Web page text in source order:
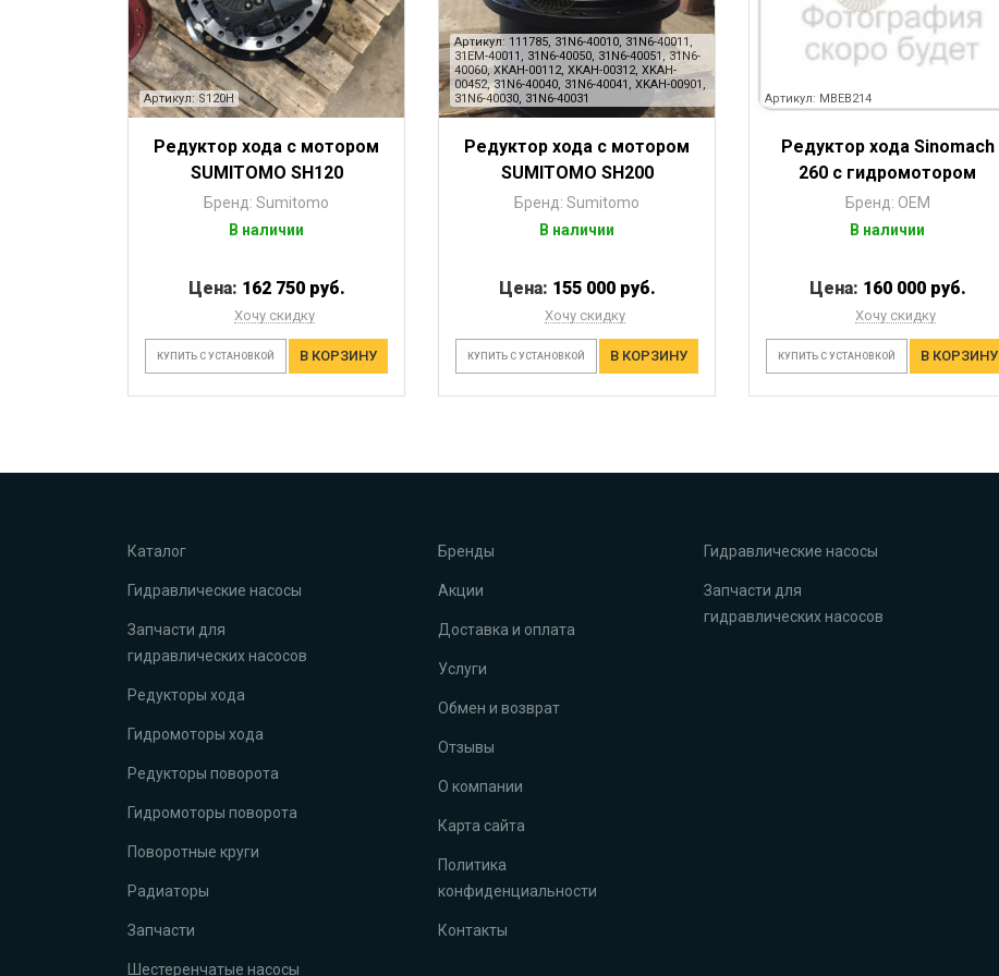
Артикул: S120H
Редуктор хода с мотором
SUMITOMO SH120
Бренд: Sumitomo
В наличии
Цена: 162 750 руб.
Хочу скидку
КУПИТЬ С УСТАНОВКОЙ В КОРЗИНУ
Артикул: 111785, 31N6-40010, 31N6-40011,
31EM-40011, 31N6-40050, 31N6-40051, 31N6-
40060, XKAH-00112, XKAH-00312, XKAH-
00452, 31N6-40040, 31N6-40041, XKAH-00901,
31N6-40030, 31N6-40031
Редуктор хода с мотором
SUMITOMO SH200
Бренд: Sumitomo
В наличии
Цена: 155 000 руб.
Хочу скидку
КУПИТЬ С УСТАНОВКОЙ В КОРЗИНУ
Артикул: MBEB214
Редуктор хода Sinomach
260 с гидромотором
Бренд: OEM
В наличии
Цена: 160 000 руб.
Хочу скидку
КУПИТЬ С УСТАНОВКОЙ В КОРЗИНУ
Каталог
Гидравлические насосы
Запчасти для
гидравлических насосов
Редукторы хода
Гидромоторы хода
Редукторы поворота
Гидромоторы поворота
Поворотные круги
Радиаторы
Запчасти
Шестеренчатые насосы
Бренды
Акции
Доставка и оплата
Услуги
Обмен и возврат
Отзывы
О компании
Карта сайта
Политика
конфиденциальности
Контакты
Гидравлические насосы
Запчасти для
гидравлических насосов